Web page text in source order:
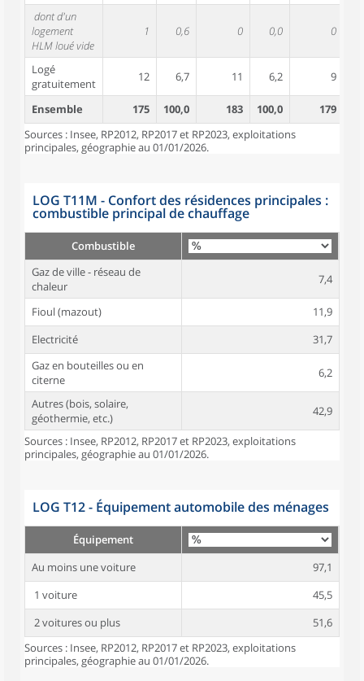
dont d'un
logement
HLM loué vide
1 0,6 0 0,0 0
Logé
gratuitement
12 6,7 11 6,2 9
Ensemble 175 100,0 183 100,0 179
Sources : Insee, RP2012, RP2017 et RP2023, exploitations
principales, géographie au 01/01/2026.
LOG T11M - Confort des résidences principales :
combustible principal de chauffage
Combustible
Gaz de ville - réseau de
chaleur
7,4
Fioul (mazout)
11,9
Electricité
31,7
Gaz en bouteilles ou en
citerne
6,2
Autres (bois, solaire,
géothermie, etc.)
42,9
Sources : Insee, RP2012, RP2017 et RP2023, exploitations
principales, géographie au 01/01/2026.
LOG T12 - Équipement automobile des ménages
Équipement
Au moins une voiture
97,1
1 voiture
45,5
2 voitures ou plus
51,6
Sources : Insee, RP2012, RP2017 et RP2023, exploitations
principales, géographie au 01/01/2026.